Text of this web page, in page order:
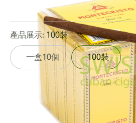
0點評
HK$721.04 曾是HK$901.30
產品展示: 100裝
一盒10個 100裝